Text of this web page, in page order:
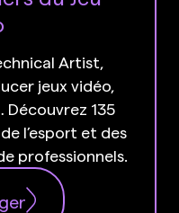
Artist,
jeux vidéo,
135
l’esport et des
professionnels.